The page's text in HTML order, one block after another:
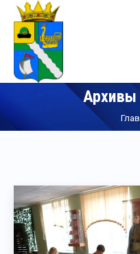
Архивы
Вы